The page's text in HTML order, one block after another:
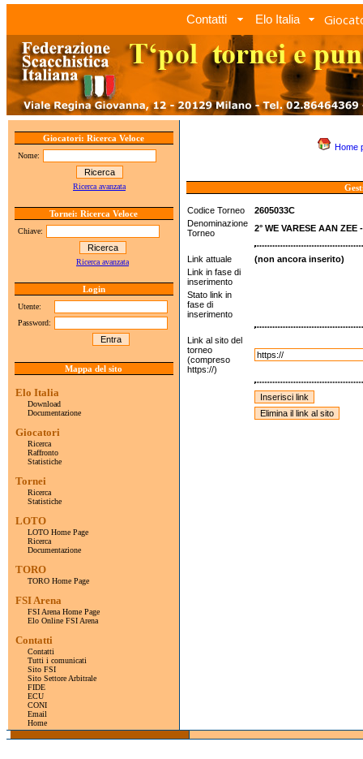
Contatti Elo Italia
Giocatori: Ricerca Veloce
Nome:
Ricerca avanzata
Tornei: Ricerca Veloce
Chiave:
Ricerca avanzata
Login
Utente:
Password:
Mappa del sito
Elo Italia
Download
Documentazione
Giocatori
Ricerca
Raffronto
Statistiche
Tornei
Ricerca
Statistiche
LOTO
LOTO Home Page
Ricerca
Documentazione
TORO
TORO Home Page
FSI Arena
FSI Arena Home Page
Elo Online FSI Arena
Contatti
Contatti
Tutti i comunicati
Sito FSI
Sito Settore Arbitrale
FIDE
ECU
CONI
Email
Home
Home
Codice Torneo
2605033C
Denominazione
Torneo
2° WE VARESE AAN ZEE
Link attuale
(non ancora inserito)
Link in fase di
inserimento
Stato link in
fase di
inserimento
Link al sito del
torneo
(compreso
https://)